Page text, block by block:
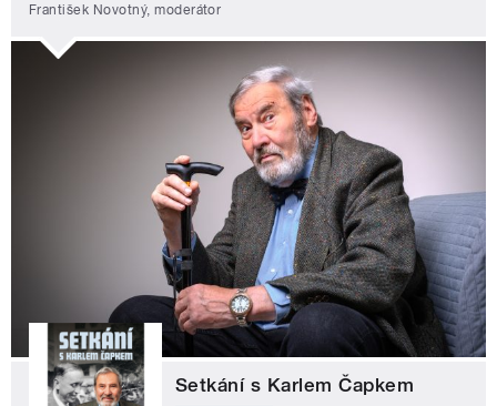
František Novotný, moderátor
Setkání s Karlem Čapkem